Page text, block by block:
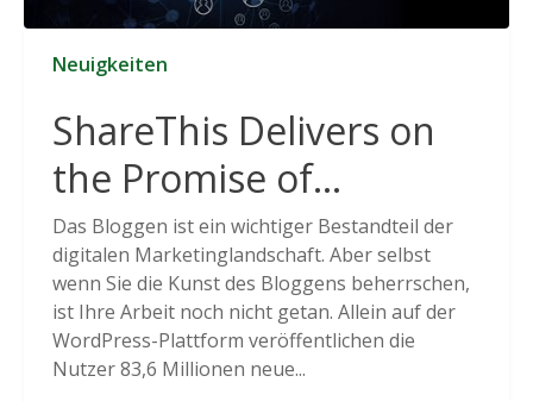
Neuigkeiten
ShareThis Delivers on
the Promise of
Cookieless Data
Solutions
Das Bloggen ist ein wichtiger Bestandteil der
digitalen Marketinglandschaft. Aber selbst
wenn Sie die Kunst des Bloggens beherrschen,
ist Ihre Arbeit noch nicht getan. Allein auf der
WordPress-Plattform veröffentlichen die
Nutzer 83,6 Millionen neue...